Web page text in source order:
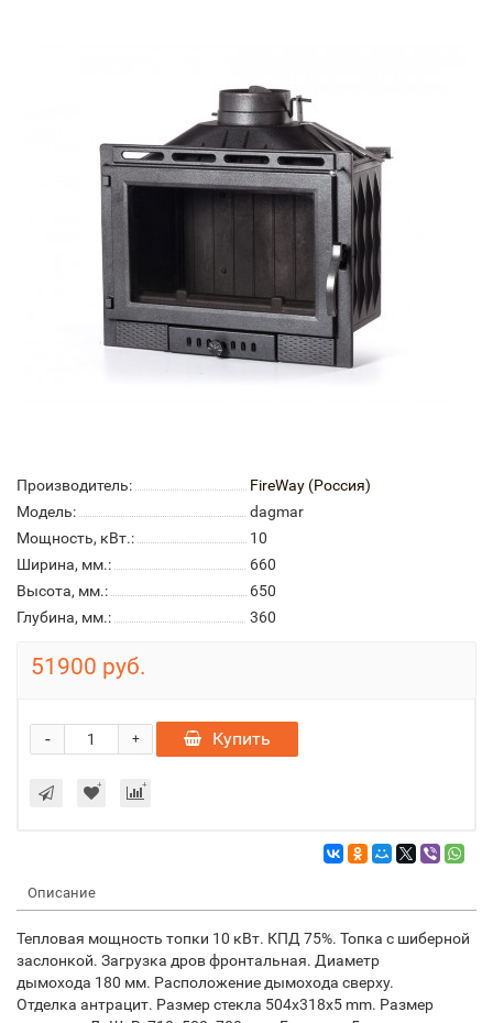
Производитель:
FireWay (Россия)
Модель:
dagmar
Мощность, кВт.:
10
Ширина, мм.:
660
Высота, мм.:
650
Глубина, мм.:
360
51900 руб.
+
- Купить
Описание
Тепловая мощность топки 10 кВт. КПД 75%. Топка с шиберной
заслонкой. Загрузка дров фронтальная. Диаметр
дымохода 180 мм. Расположение дымохода сверху.
Отделка антрацит. Размер стекла 504х318х5 mm. Размер